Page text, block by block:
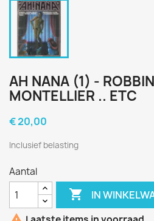
AH NANA (1) -
MONTELLIER .. ETC
€ 20,00
Inclusief belasting
Aantal
 IN